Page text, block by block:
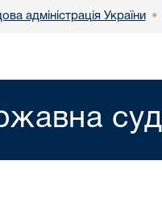
адміністрація України •